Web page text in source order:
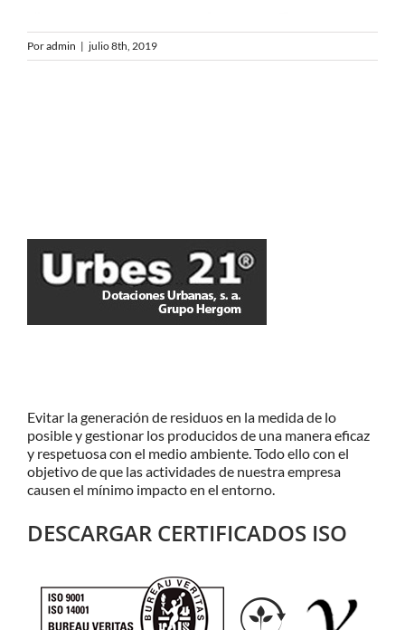
Poradmin | julio 8th, 2019
Evitar la generación de residuos en la medida de lo
posible y gestionar los producidos de una manera eficaz
y respetuosa con el medio ambiente. Todo ello con el
objetivo de que las actividades de nuestra empresa
causen el mínimo impacto en el entorno.
DESCARGAR CERTIFICADOS ISO